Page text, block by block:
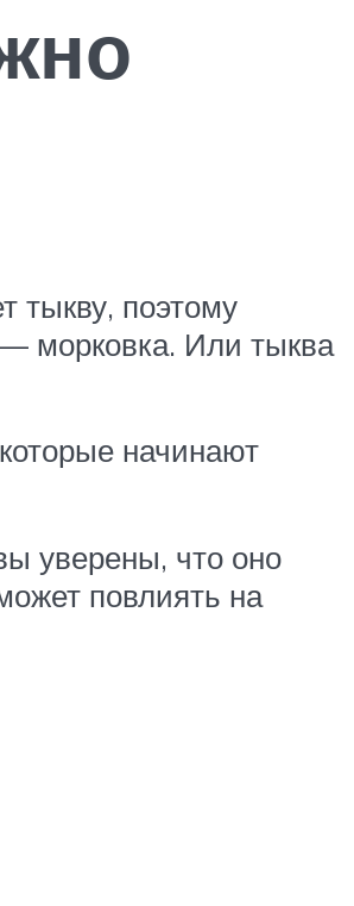
тыкву, поэтому
морковка. Или тыква
начинают
уверены, что оно
повлиять на